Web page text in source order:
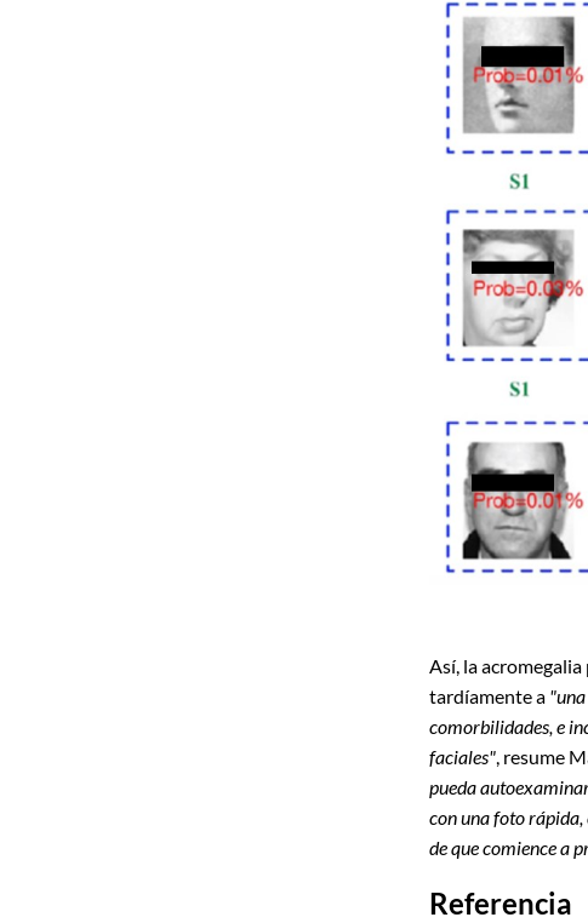
Así, la
tardíamente a
comorbilidades, e
faciales", resume
pueda
con una foto rápida,
de que comience a
Referencia